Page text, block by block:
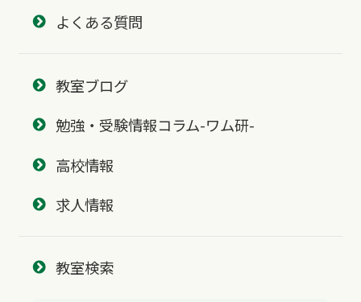
よくある質問
教室ブログ
勉強・受験情報コラム-ワム研-
高校情報
求人情報
教室検索